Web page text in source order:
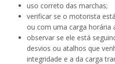
uso correto das marchas;
verificar se o motorista
ou com uma carga horária
observar se ele está
desvios ou atalhos que
integridade e a da carga